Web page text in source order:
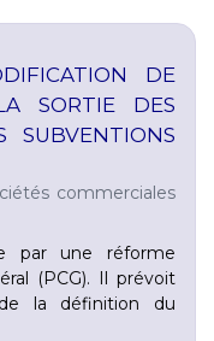
DE
SORTIE DES
SUBVENTIONS
commerciales
par une réforme
(PCG). Il prévoit
la définition du